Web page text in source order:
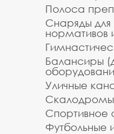
Полоса
Снаряды для
нормативов
Балансиры
Уличные
Скалодромы
Спортивное
Футбольные